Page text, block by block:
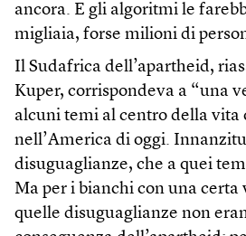
ancora. E gli algoritmi le
migliaia, forse milioni di
Il Sudafrica dell’apartheid,
Kuper, corrispondeva a “una
alcuni temi al centro della vita
nell’America di oggi.
disuguaglianze, che a quei
Ma per i bianchi con una certa
quelle disuguaglianze non